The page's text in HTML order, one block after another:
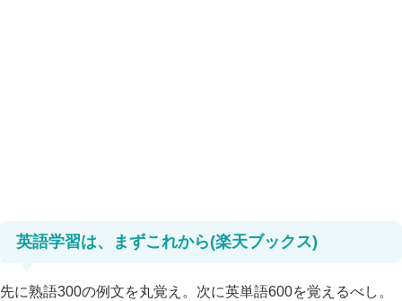
英語学習は、まずこれから(楽天ブックス)
先に熟語300の例文を丸覚え。次に英単語600を覚えるべし。